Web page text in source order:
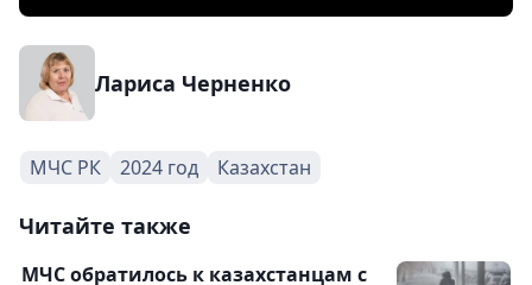
Лариса Черненко
МЧС РК 2024 год Казахстан
Читайте также
МЧС обратилось к казахстанцам с